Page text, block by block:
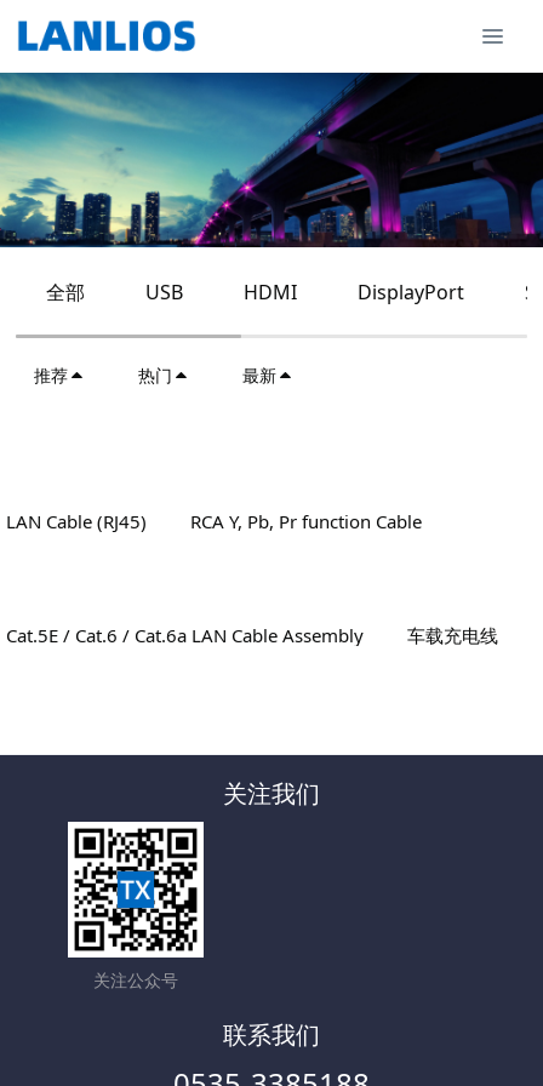
全部 USB HDMI DisplayPort
推荐 热门 最新
LAN Cable (RJ45) RCA Y, Pb, Pr function Cable
Cat.5E / Cat.6 / Cat.6a LAN Cable Assembly 车载充电线
关注我们
关注公众号
联系我们